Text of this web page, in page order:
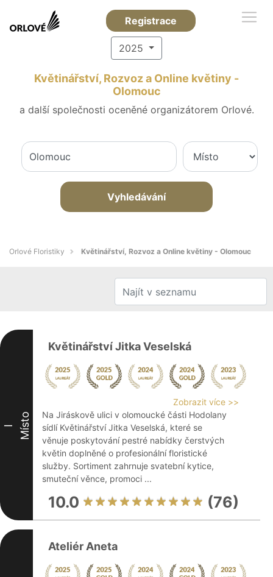
Registrace
2025
Květinářství, Rozvoz a Online květiny -
Olomouc
a další společnosti oceněné organizátorem Orlové.
Vyhledávání
Orlové Floristiky Květinářství, Rozvoz a Online květiny - Olomouc
I Místo
Květinářství Jitka Veselská
Zobrazit více >>
Na Jiráskově ulici v olomoucké části Hodolany
sídlí Květinářství Jitka Veselská, které se
věnuje poskytování pestré nabídky čerstvých
květin doplněné o profesionální floristické
služby. Sortiment zahrnuje svatební kytice,
smuteční věnce, promoci ...
10.0 (76)
Ateliér Aneta